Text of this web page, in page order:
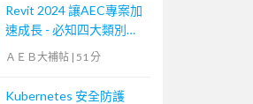
Revit 2024 讓AEC專案加
速成長 - 必知四大類別功
能更新！【宏碁資訊網路
ＡＥＢ大補帖 | 51 分
Kubernetes 安全防護